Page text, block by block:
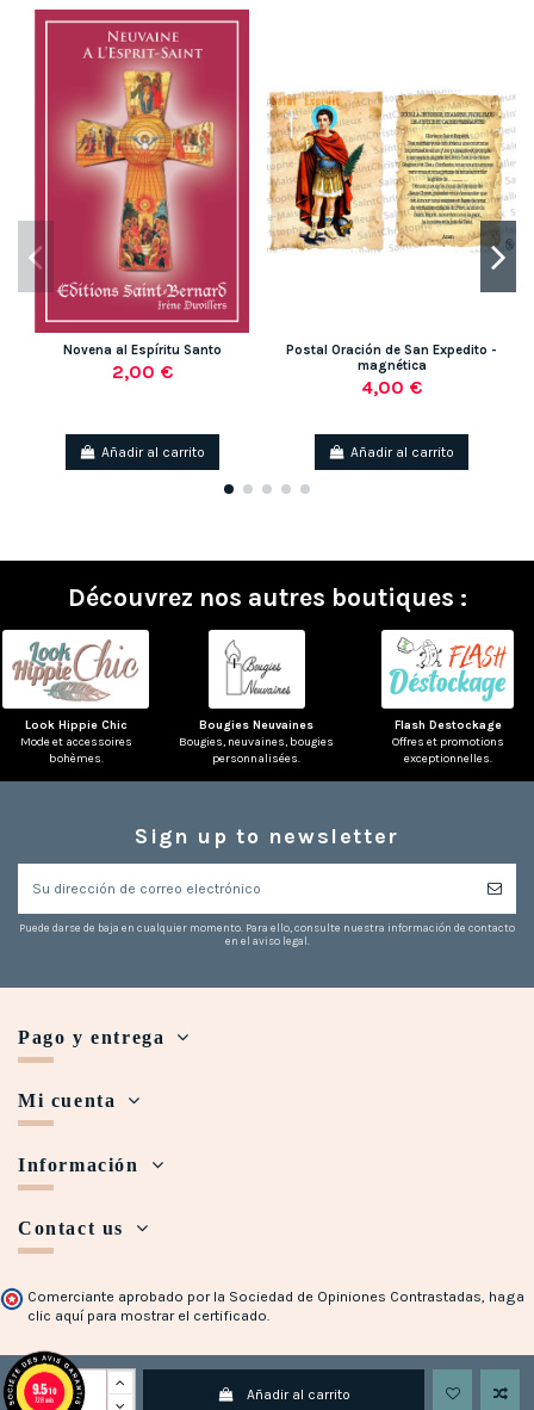
Añadir al carrito
Novena al Espíritu Santo
2,00 €
Añadir al carrito
Postal Oración de San Expedito -
magnética
4,00 €
Añadir al carrito
Découvrez nos autres boutiques :
Look Hippie Chic
Mode et accessoires
bohèmes.
Bougies Neuvaines
Bougies, neuvaines, bougies
personnalisées.
Flash Destockage
Offres et promotions
exceptionnelles.
Sign up to newsletter
Puede darse de baja en cualquier momento. Para ello, consulte nuestra información de contacto
en el aviso legal.
Pago y entrega
Mi cuenta
Información
Contact us
Comerciante aprobado por la Sociedad de Opiniones Contrastadas, haga
clic aquí para mostrar el certificado
Copyright © 2018 - 2023 Maison Halleux. Developed with
9.5/10
728 avis